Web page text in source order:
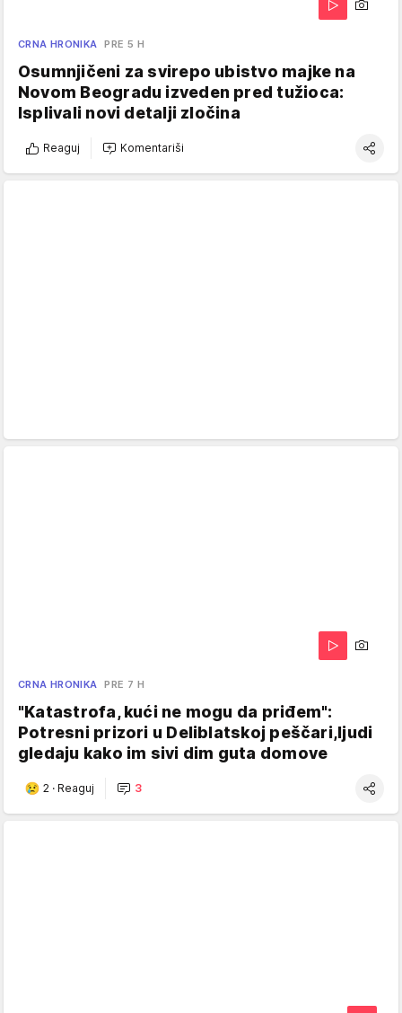
CRNA HRONIKA PRE 5 H
Osumnjičeni za svirepo ubistvo majke na
Novom Beogradu izveden pred tužioca:
Isplivali novi detalji zločina
Reaguj Komentariši
CRNA HRONIKA PRE 7 H
"Katastrofa, kući ne mogu da priđem":
Potresni prizori u Deliblatskoj peščari,ljudi
gledaju kako im sivi dim guta domove
2 · Reaguj 3